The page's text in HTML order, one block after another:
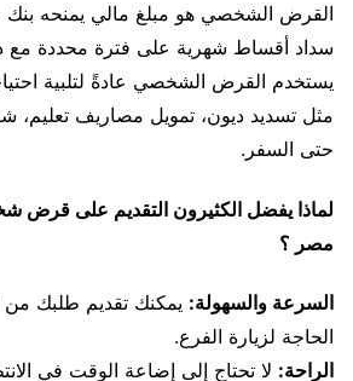
القرض الشخصي هو مبلغ مالي يمنحه بنك
سداد أقساط شهرية على فترة محددة مع
يستخدم القرض الشخصي عادةً لتلبية
مثل تسديد ديون، تمويل مصاريف تعليم،
حتى السفر.
لماذا يفضل الكثيرون التقديم على قرض
مصر ؟
السرعة والسهولة: يمكنك تقديم طلبك من
الحاجة لزيارة الفرع.
الراحة: لا تحتاج إلى إضاعة الوقت في